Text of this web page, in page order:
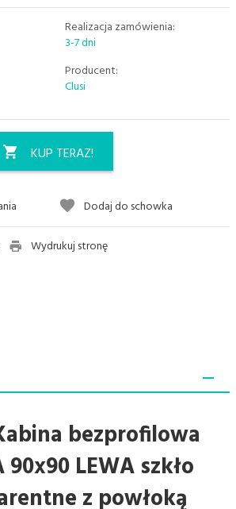
Realizacja zamówienia:
3-7 dni
Producent:
Clusi
KUP TERAZ!
Dodaj do schowka
Wydrukuj stronę
bezprofilowa
90x90 LEWA szkło
z powłoką